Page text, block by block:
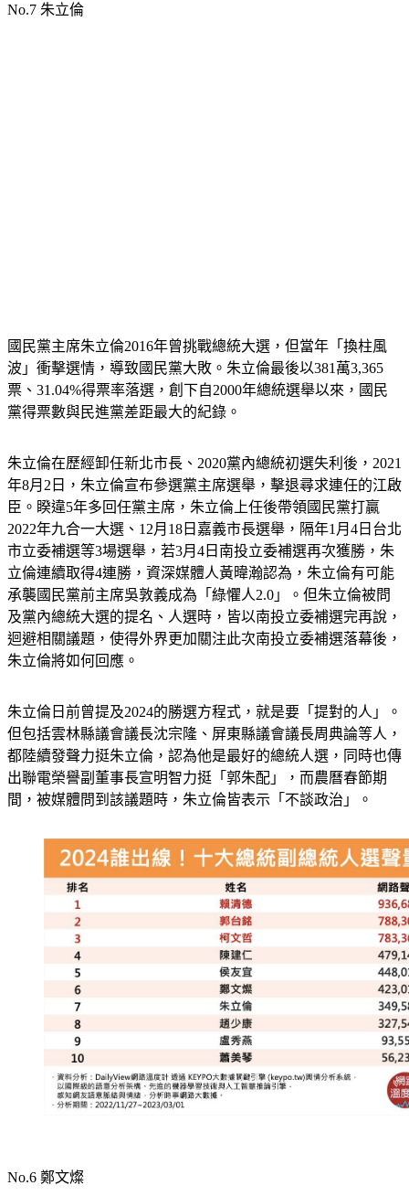
No.7 朱立倫
國民黨主席朱立倫2016年曾挑戰總統大選，但當年「換柱風
波」衝擊選情，導致國民黨大敗。朱立倫最後以381萬3,365
票、31.04%得票率落選，創下自2000年總統選舉以來，國民
黨得票數與民進黨差距最大的紀錄。
朱立倫在歷經卸任新北市長、2020黨內總統初選失利後，2021
年8月2日，朱立倫宣布參選黨主席選舉，擊退尋求連任的江啟
臣。睽違5年多回任黨主席，朱立倫上任後帶領國民黨打贏
2022年九合一大選、12月18日嘉義市長選舉，隔年1月4日台北
市立委補選等3場選舉，若3月4日南投立委補選再次獲勝，朱
立倫連續取得4連勝，資深媒體人黃暐瀚認為，朱立倫有可能
承襲國民黨前主席吳敦義成為「綠懼人2.0」。但朱立倫被問
及黨內總統大選的提名、人選時，皆以南投立委補選完再說，
迴避相關議題，使得外界更加關注此次南投立委補選落幕後，
朱立倫將如何回應。
朱立倫日前曾提及2024的勝選方程式，就是要「提對的人」。
但包括雲林縣議會議長沈宗隆、屏東縣議會議長周典論等人，
都陸續發聲力挺朱立倫，認為他是最好的總統人選，同時也傳
出聯電榮譽副董事長宣明智力挺「郭朱配」，而農曆春節期
間，被媒體問到該議題時，朱立倫皆表示「不談政治」。
No.6 鄭文燦